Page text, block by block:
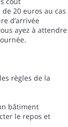
20 euros au cas
d’arrivée
ayez à attendre
règles de la
bâtiment
le repos et